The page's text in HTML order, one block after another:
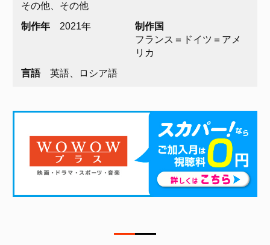
その他、その他
制作年 2021年
制作国
フランス＝ドイツ＝アメ
リカ
言語
英語、ロシア語